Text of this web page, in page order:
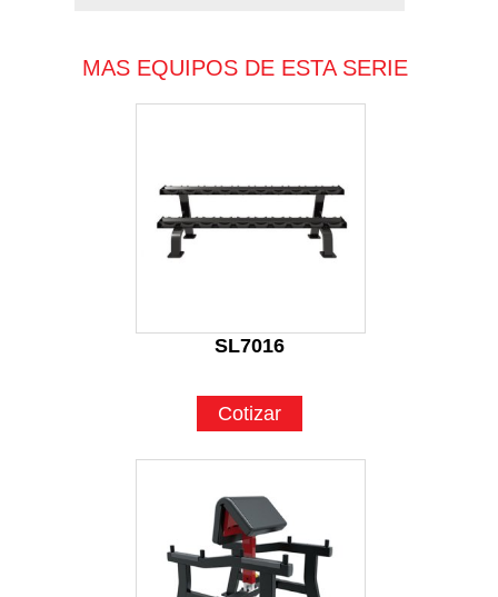
MAS EQUIPOS DE ESTA SERIE
SL7016
Cotizar